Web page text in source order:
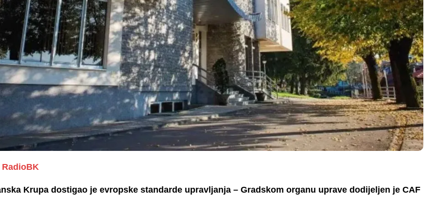
RadioBK
Krupa dostigao je evropske standarde upravljanja – Gradskom organu uprave dodijeljen je CAF